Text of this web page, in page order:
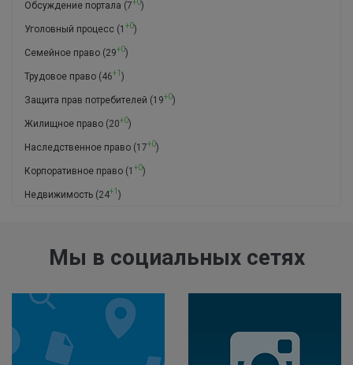
Обсуждение портала (7+0)
Уголовный процесс (1 +0)
Семейное право (29+0)
Трудовое право (46+1 )
Защита прав потребителей (19+0)
Жилищное право (20+0)
Наследственное право (17+0)
Корпоративное право (1 +0)
Недвижимость (24+1 )
Мы в социальных сетях